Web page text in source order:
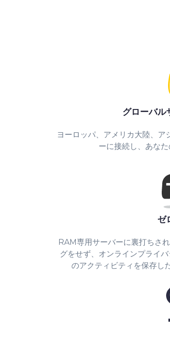
グローバル
ヨーロッパ、アメリカ大陸、
ーに接続し、あな
ゼ
RAM専用サーバーに裏打ちさ
グをせず、オンラインプライ
のアクティビティを保存し